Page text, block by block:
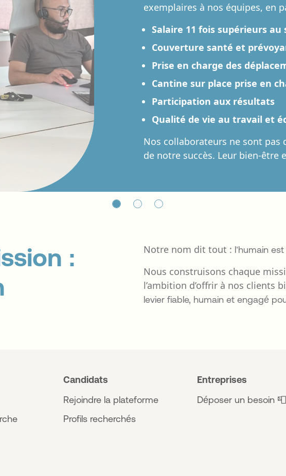
exemplaires à nos équipes, en
Salaire 11 fois supérieurs au
Couverture santé et
Prise en charge des
Cantine sur place prise en
Participation aux résultats
Qualité de vie au travail et
Nos collaborateurs ne sont pas
de notre succès. Leur bien-être
:
Notre nom dit tout : l’humain
Nous construisons chaque
l’ambition d’offrir à nos clients
levier fiable, humain et engagé
Candidats
Rejoindre la plateforme
Profils recherchés
Entreprises
Déposer un besoin 📮